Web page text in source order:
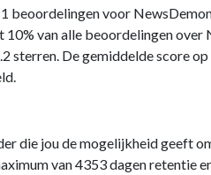
beoordelingen voor
van alle beoordelingen over
sterren. De gemiddelde score
die jou de mogelijkheid geeft
van 4353 dagen retentie